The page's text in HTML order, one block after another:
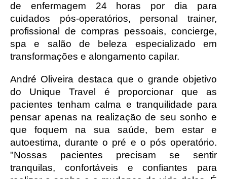
de enfermagem 24 horas por dia para
cuidados pós-operatórios, personal trainer,
profissional de compras pessoais, concierge,
spa e salão de beleza especializado em
transformações e alongamento capilar.
André Oliveira destaca que o grande objetivo
do Unique Travel é proporcionar que as
pacientes tenham calma e tranquilidade para
pensar apenas na realização de seu sonho e
que foquem na sua saúde, bem estar e
autoestima, durante o pré e o pós operatório.
"Nossas pacientes precisam se sentir
tranquilas, confortáveis e confiantes para